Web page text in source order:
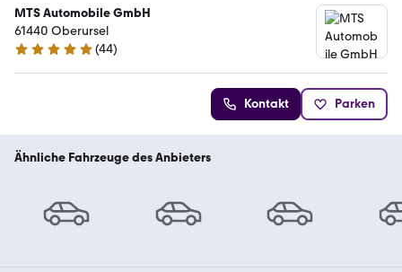
MTS Automobile GmbH
61440 Oberursel
5 Sterne
(44)
Kontakt Parken
Ähnliche Fahrzeuge des Anbieters